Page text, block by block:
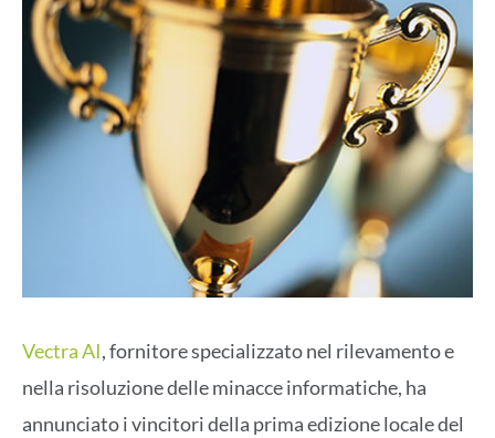
Vectra AI, fornitore specializzato nel rilevamento e
nella risoluzione delle minacce informatiche, ha
annunciato i vincitori della prima edizione locale del